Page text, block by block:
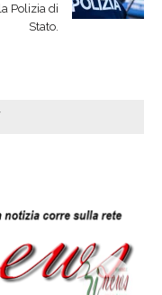
Polizia di
Stato.